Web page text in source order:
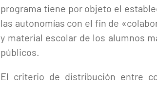
programa tiene por objeto el
las autonomías con el fin de
y material escolar de los alumnos
públicos.
El criterio de distribución entre